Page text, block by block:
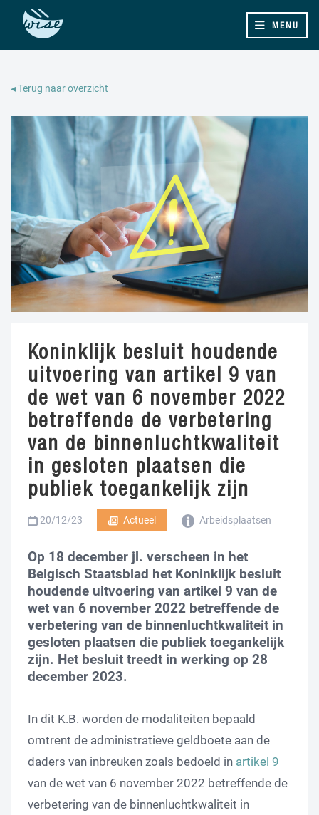
MENU
◂ Terug naar overzicht
Koninklijk besluit houdende
uitvoering van artikel 9 van
de wet van 6 november 2022
betreffende de verbetering
van de binnenluchtkwaliteit
in gesloten plaatsen die
publiek toegankelijk zijn
20/12/23 Actueel Arbeidsplaatsen
Op 18 december jl. verscheen in het
Belgisch Staatsblad het Koninklijk besluit
houdende uitvoering van artikel 9 van de
wet van 6 november 2022 betreffende de
verbetering van de binnenluchtkwaliteit in
gesloten plaatsen die publiek toegankelijk
zijn. Het besluit treedt in werking op 28
december 2023.
In dit K.B. worden de modaliteiten bepaald
omtrent de administratieve geldboete aan de
daders van inbreuken zoals bedoeld in artikel 9
van de wet van 6 november 2022 betreffende de
verbetering van de binnenluchtkwaliteit in